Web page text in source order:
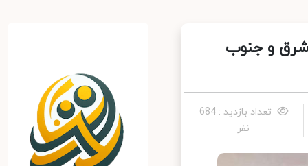
شرق و جنوب
تعداد بازدید : 684
نفر